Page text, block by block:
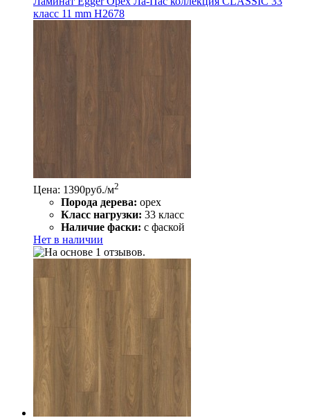
класс 11 mm Н2678
Цена: 1390руб./м2
Порода дерева: орех
Класс нагрузки: 33 класс
Наличие фаски: с фаской
Нет в наличии